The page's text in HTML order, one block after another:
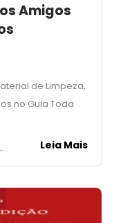
Amigos
de Limpeza,
no Guia Toda
Leia Mais